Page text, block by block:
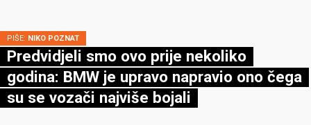
PIŠE: NIKO POZNAT
Predvidjeli smo ovo prije nekoliko
godina: BMW je upravo napravio ono čega
su se vozači najviše bojali